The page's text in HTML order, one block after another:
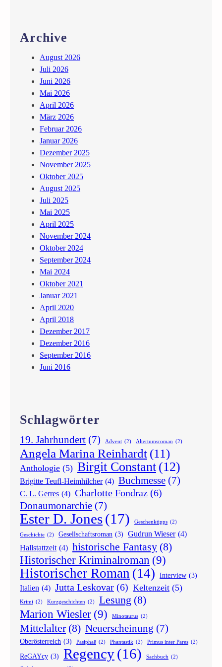
S
a
N
a
b
e
r
–
W
n
Archive
August 2026
Juli 2026
Juni 2026
Mai 2026
April 2026
März 2026
Februar 2026
Januar 2026
Dezember 2025
November 2025
Oktober 2025
August 2025
Juli 2025
Mai 2025
April 2025
November 2024
Oktober 2024
September 2024
Mai 2024
Oktober 2021
Januar 2021
April 2020
April 2018
Dezember 2017
Dezember 2016
September 2016
Juni 2016
Schlagwörter
19. Jahrhundert (7) Advent (2) Altertumsroman (2)
Angela Marina Reinhardt (11)
Anthologie (5) Birgit Constant (12)
Brigitte Teufl-Heimhilcher (4) Buchmesse (7)
C. L. Gerres (4) Charlotte Fondraz (6)
Donaumonarchie (7)
Ester D. Jones(17) Geschenktipps (2)
Geschichte (2) Gesellschaftsroman (3) Gudrun Wieser (4)
Hallstattzeit (4) historische Fantasy (8)
Historischer Kriminalroman (9)
Historischer Roman (14) Interview (3)
Italien (4) Jutta Leskovar (6) Keltenzeit (5)
Krimi (2) Kurzgeschichten (2) Lesung (8)
Marion Wiesler (9) Minotaurus (2)
Mittelalter (8) Neuerscheinung (7)
Oberösterreich (3) Pasiphaë (2) Phantastik (2) Primus inter Pares (2)
ReGAYcy (3) Regency(16) Sachbuch (2)